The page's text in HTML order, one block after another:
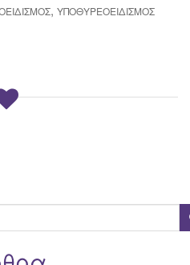
, ΥΠΟΘΥΡΕΟΕΙΔΙΣΜΌΣ